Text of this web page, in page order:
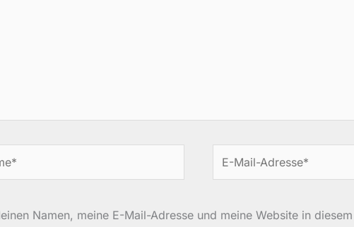
Mail-
Namen, meine E-Mail-Adresse und meine Website in